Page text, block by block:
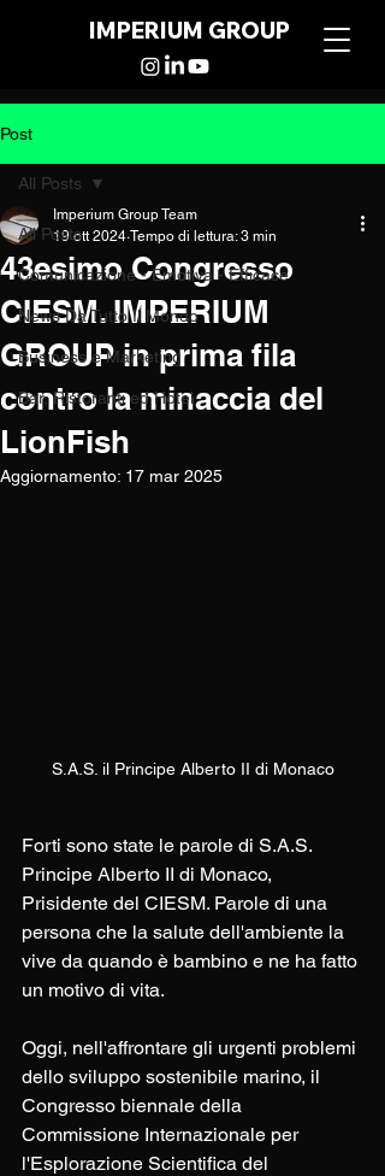
IMPERIUM GROUP
Post
All Posts
Comunicazione - Emotiva - Efficace
News Da Tutto Il Mondo
Business e Marketing
Bar, Ristoranti ed Hotel
All Posts
43esimo Congresso
CIESM. IMPERIUM
GROUP in prima fila
contro la minaccia del
LionFish
Imperium Group Team
19 ott 2024 Tempo di lettura: 3 min
Aggiornamento: 17 mar 2025
S.A.S. il Principe Alberto II di Monaco
Forti sono state le parole di S.A.S.
Principe Alberto II di Monaco,
Prisidente del CIESM. Parole di una
persona che la salute dell'ambiente la
vive da quando è bambino e ne ha fatto
un motivo di vita.
Oggi, nell'affrontare gli urgenti problemi
dello sviluppo sostenibile marino, il
Congresso biennale della
Commissione Internazionale per
l'Esplorazione Scientifica del